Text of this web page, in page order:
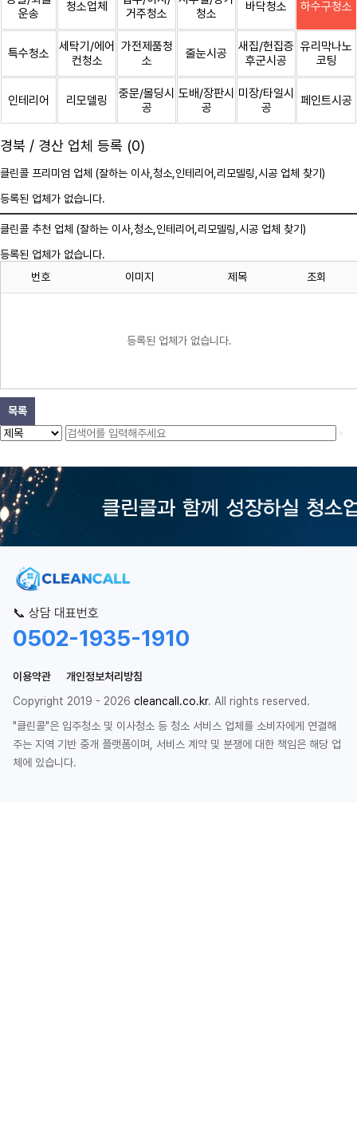
운송
청소업체
거주청소
청소
바닥청소 하수구청소
특수청소
세탁기/에어
컨청소
가전제품청
소
줄눈시공
새집/헌집증
후군시공
유리막나노
코팅
인테리어 리모델링
중문/몰딩시
공
도배/장판시
공
미장/타일시
공
페인트시공
경북 / 경산 업체 등록 (0)
클린콜 프리미엄 업체 (잘하는 이사, 청소 ,인테리어,리모델링,시공 업체 찾기)
등록된 업체가 없습니다.
클린콜 추천 업체 (잘하는 이사, 청소 ,인테리어,리모델링,시공 업체 찾기)
등록된 업체가 없습니다.
번호
이미지 제목 조회
등록된 업체가 없습니다.
목록
📞 상담 대표번호
0502-1935-1910
이용약관
개인정보처리방침
Copyright 2019 - 2026 cleancall.co.kr. All rights reserved.
"클린콜"은 입주청소 및 이사청소 등 청소 서비스 업체를 소비자에게 연결해
주는 지역 기반 중개 플랫폼이며, 서비스 계약 및 분쟁에 대한 책임은 해당 업
체에 있습니다.